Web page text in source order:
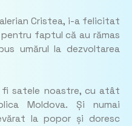
Cristea, i-a felicitat
faptul că au rămas
umărul la dezvoltarea
satele noastre, cu atât
Moldova. Și numai
la popor și doresc